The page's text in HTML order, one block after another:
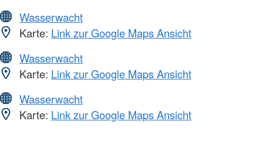
Wasserwacht
Karte: Link zur Google Maps Ansicht
Wasserwacht
Karte: Link zur Google Maps Ansicht
Wasserwacht
Karte: Link zur Google Maps Ansicht